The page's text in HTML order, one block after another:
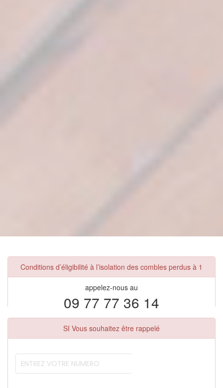
Conditions d’éligibilité à l’isolation des combles perdus à 1
appelez-nous au
09 77 77 36 14
SI Vous souhaitez être rappelé